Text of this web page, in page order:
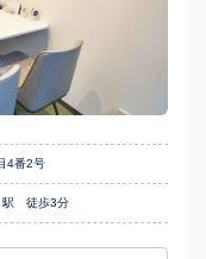
4番2号
駅 徒歩3分